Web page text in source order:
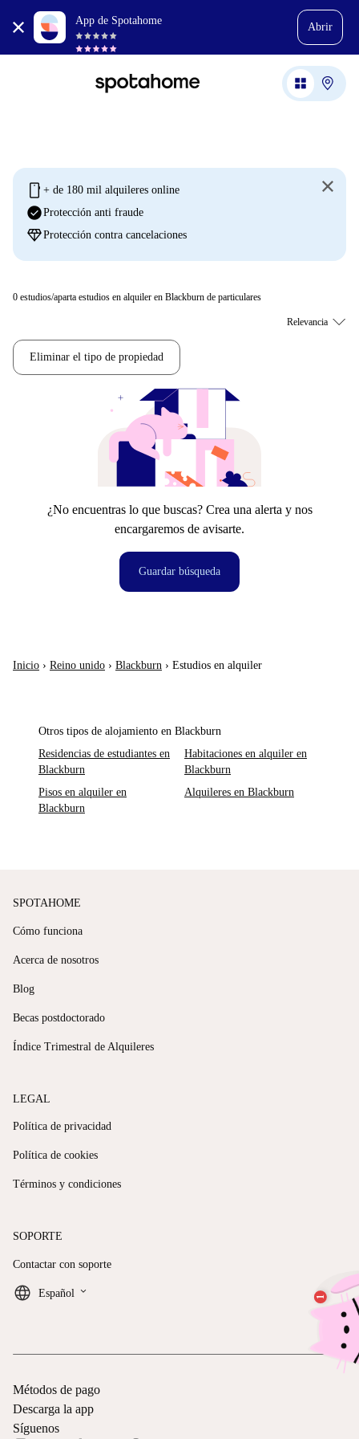
App de Spotahome
Abrir
mobile + de 180 mil alquileres online
check_circleProtección anti fraude
diamondProtección contra cancelaciones
0 estudios/aparta estudios en alquiler en Blackburn de particulares
Eliminar el tipo de propiedad
¿No encuentras lo que buscas? Crea una alerta y nos
encargaremos de avisarte.
Guardar búsqueda
Inicio › Reino unido › Blackburn › Estudios en alquiler
Otros tipos de alojamiento en Blackburn
Residencias de estudiantes en
Blackburn
Habitaciones en alquiler en
Blackburn
Pisos en alquiler en
Blackburn
Alquileres en Blackburn
SPOTAHOME
Cómo funciona
Acerca de nosotros
Blog
Becas postdoctorado
Índice Trimestral de Alquileres
LEGAL
Política de privacidad
Política de cookies
Términos y condiciones
SOPORTE
Contactar con soporte
Español keyboard_arrow_down
Métodos de pago
Descarga la app
Síguenos